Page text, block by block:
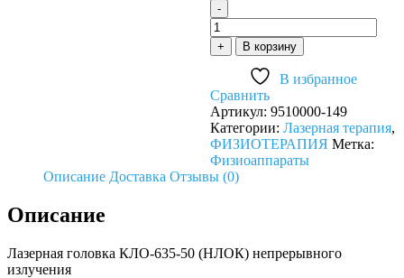
-
Количество
товара
Лазерная
головка
непрерывного
излучения
КЛО-635-
50
НЛОК
+ В корзину
В избранное
Сравнить
Артикул: 9510000-149
Категории: Лазерная терапия,
ФИЗИОТЕРАПИЯ Метка:
Физиоаппараты
Описание Доставка Отзывы (0)
Описание
Лазерная головка КЛО-635-50 (НЛОК) непрерывного
излучения